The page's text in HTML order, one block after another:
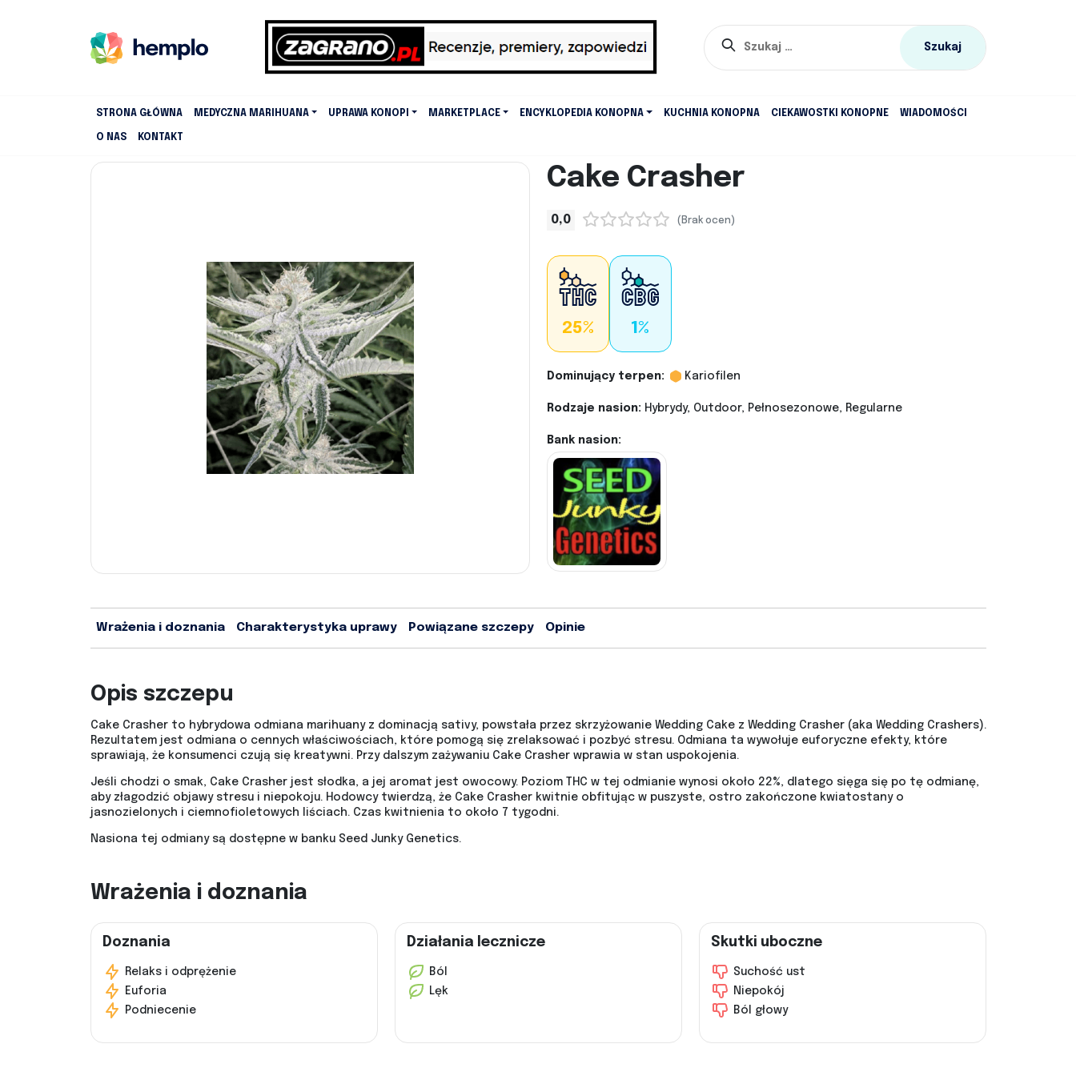
STRONA GŁÓWNA MEDYCZNA MARIHUANA UPRAWA KONOPI MARKETPLACE ENCYKLOPEDIA KONOPNA KUCHNIA KONOPNA CIEKAWOSTKI KONOPNE WIADOMOŚCI
O NAS KONTAKT
Cake Crasher
0,0 (Brak ocen)
25% 1%
Dominujący terpen: Kariofilen
Rodzaje nasion: Hybrydy, Outdoor, Pełnosezonowe, Regularne
Bank nasion:
Wrażenia i doznania Charakterystyka uprawy Powiązane szczepy Opinie
Opis szczepu
Cake Crasher to hybrydowa odmiana marihuany z dominacją sativy, powstała przez skrzyżowanie Wedding Cake z Wedding Crasher (aka Wedding Crashers).
Rezultatem jest odmiana o cennych właściwościach, które pomogą się zrelaksować i pozbyć stresu. Odmiana ta wywołuje euforyczne efekty, które
sprawiają, że konsumenci czują się kreatywni. Przy dalszym zażywaniu Cake Crasher wprawia w stan uspokojenia.
Jeśli chodzi o smak, Cake Crasher jest słodka, a jej aromat jest owocowy. Poziom THC w tej odmianie wynosi około 22%, dlatego sięga się po tę odmianę,
aby złagodzić objawy stresu i niepokoju. Hodowcy twierdzą, że Cake Crasher kwitnie obfitując w puszyste, ostro zakończone kwiatostany o
jasnozielonych i ciemnofioletowych liściach. Czas kwitnienia to około 7 tygodni.
Nasiona tej odmiany są dostępne w banku Seed Junky Genetics.
Wrażenia i doznania
Doznania
Relaks i odprężenie
Euforia
Podniecenie
Działania lecznicze
Ból
Lęk
Skutki uboczne
Suchość ust
Niepokój
Ból głowy